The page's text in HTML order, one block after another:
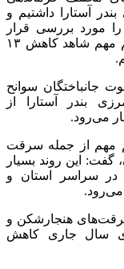
آستارا داشتیم و
مورد بررسی قرار
دادیم، اظهار کرد: خوشبختانه در بحث جرائم مهم شاهد کاهش ۱۳
جانباختگان سوانح
بندر آستارا از
می‌رود.
مهم از جمله سرقت
این روند بسیار
در سراسر استان و
می‌رود.
هنجارشکن و
سال جاری کاهش